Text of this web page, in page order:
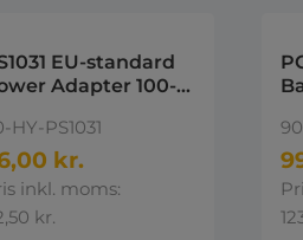
EU-standard
Adapter 100-
Hytera
HY-PS1031
kr.
inkl. moms:
kr.